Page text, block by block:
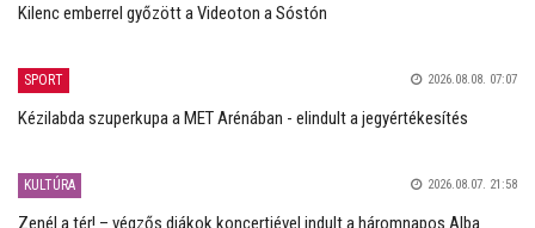
Kilenc emberrel győzött a Videoton a Sóstón
SPORT 2026.08.08. 07:07
Kézilabda szuperkupa a MET Arénában - elindult a jegyértékesítés
KULTÚRA 2026.08.07. 21:58
Zenél a tér! – végzős diákok koncertjével indult a háromnapos Alba